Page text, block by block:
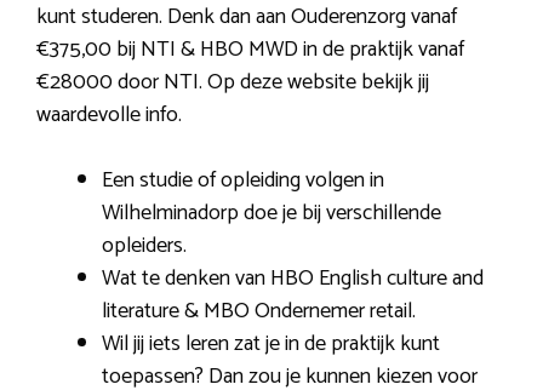
kunt studeren. Denk dan aan Ouderenzorg vanaf
€375,00 bij NTI & HBO MWD in de praktijk vanaf
€28000 door NTI. Op deze website bekijk jij
waardevolle info.
Een studie of opleiding volgen in
Wilhelminadorp doe je bij verschillende
opleiders.
Wat te denken van HBO English culture and
literature & MBO Ondernemer retail.
Wil jij iets leren zat je in de praktijk kunt
toepassen? Dan zou je kunnen kiezen voor